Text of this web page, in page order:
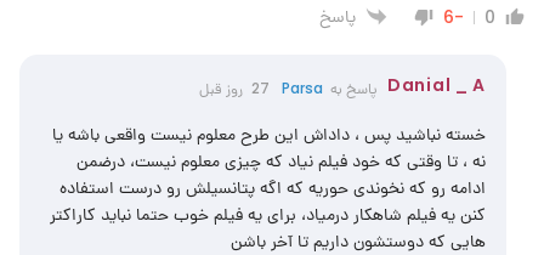
0
-6 پاسخ
Danial _ A پاسخ به Parsa 27 روز قبل
خسته نباشید پس ، داداش این طرح معلوم نیست واقعی باشه یا
نه ، تا وقتی که خود فیلم نیاد که چیزی معلوم نیست، درضمن
ادامه رو که نخوندی حوریه که اگه پتانسیلش رو درست استفاده
کنن یه فیلم شاهکار درمیاد، برای یه فیلم خوب حتما نباید کاراکتر
هایی که دوستشون داریم تا آخر باشن